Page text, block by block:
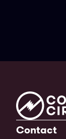
Contact